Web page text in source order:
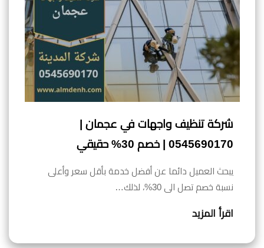
شركة تنظيف واجهات في عجمان |
0545690170 | خصم 30% حقيقي
يبحث العميل دائما عن أفضل خدمة بأقل سعر وأعلى
نسبة خصم تصل الى 30%، لذلك…
اقرأ المزيد